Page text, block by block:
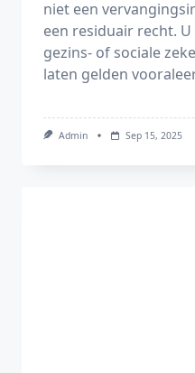
niet een
een residuair recht.
gezins- of sociale
laten gelden
Admin Sep 15, 2025